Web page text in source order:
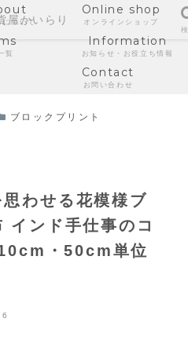
について
Online shop
オンラインショップ
覧
Information
お知らせ・お役立ち情報
Contact
お問い合わせ
ブロックプリント
わせる花模様ブ
インド手仕事のコ
・50cm単位
屋かいらり